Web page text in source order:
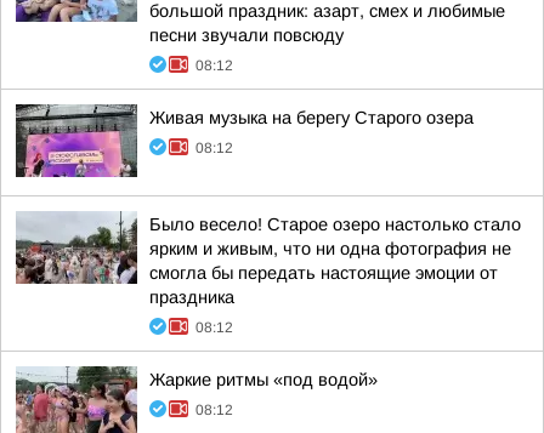
большой праздник: азарт, смех и любимые
песни звучали повсюду
08:12
Живая музыка на берегу Старого озера
08:12
Было весело! Старое озеро настолько стало
ярким и живым, что ни одна фотография не
смогла бы передать настоящие эмоции от
праздника
08:12
Жаркие ритмы «под водой»
08:12